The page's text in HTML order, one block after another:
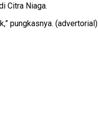
Citra Niaga.
pungkasnya. (advertorial)